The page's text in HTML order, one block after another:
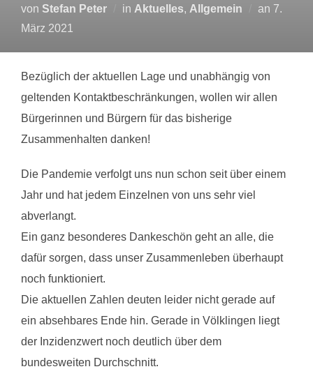
von Stefan Peter in Aktuelles, Allgemein an 7.
März 2021
Bezüglich der aktuellen Lage und unabhängig von
geltenden Kontaktbeschränkungen, wollen wir allen
Bürgerinnen und Bürgern für das bisherige
Zusammenhalten danken!
Die Pandemie verfolgt uns nun schon seit über einem
Jahr und hat jedem Einzelnen von uns sehr viel
abverlangt.
Ein ganz besonderes Dankeschön geht an alle, die
dafür sorgen, dass unser Zusammenleben überhaupt
noch funktioniert.
Die aktuellen Zahlen deuten leider nicht gerade auf
ein absehbares Ende hin. Gerade in Völklingen liegt
der Inzidenzwert noch deutlich über dem
bundesweiten Durchschnitt.